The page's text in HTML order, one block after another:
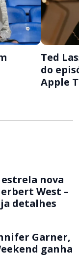
Ted
do
Apple
nova
West –
detalhes
Garner,
ganha